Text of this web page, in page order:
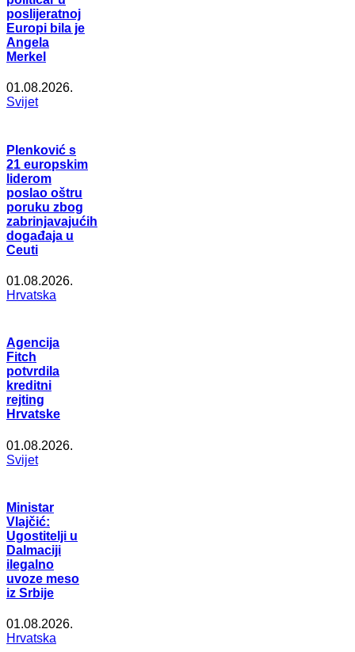
poslijeratnoj
Europi bila je
Angela
Merkel
01.08.2026.
Svijet
Plenković s
21 europskim
liderom
poslao oštru
poruku zbog
zabrinjavajućih
događaja u
Ceuti
01.08.2026.
Hrvatska
Agencija
Fitch
potvrdila
kreditni
rejting
Hrvatske
01.08.2026.
Svijet
Ministar
Vlajčić:
Ugostitelji u
Dalmaciji
ilegalno
uvoze meso
iz Srbije
01.08.2026.
Hrvatska